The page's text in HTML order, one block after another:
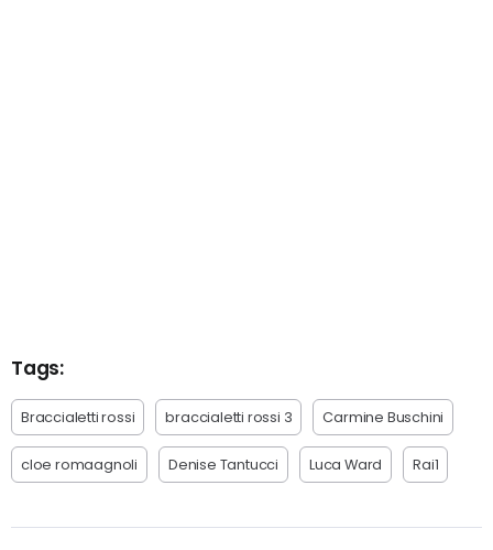
Tags:
Braccialetti rossi braccialetti rossi 3 Carmine Buschini
cloe romaagnoli Denise Tantucci Luca Ward Rai1